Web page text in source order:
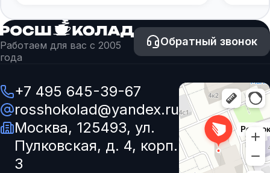
Работаем для вас с 2005
года
Обратный звонок
+7 495 645-39-67
rosshokolad@yandex.ru
Москва, 125493, ул.
Пулковская, д. 4, корп.
3